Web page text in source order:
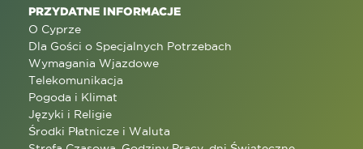
PRZYDATNE INFORMACJE
O Cyprze
Dla Gości o Specjalnych Potrzebach
Wymagania Wjazdowe
Telekomunikacja
Pogoda i Klimat
Języki i Religie
Środki Płatnicze i Waluta